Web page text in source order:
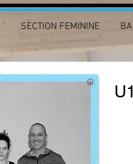
SECTION FEMININE